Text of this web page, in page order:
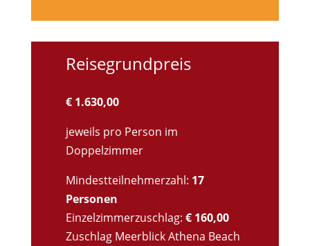
Reisegrundpreis
€ 1.630,00
jeweils pro Person im
Doppelzimmer
Mindestteilnehmerzahl: 17
Personen
Einzelzimmerzuschlag: € 160,00
Zuschlag Meerblick Athena Beach